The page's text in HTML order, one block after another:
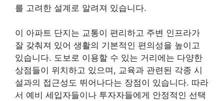
를 고려한 설계로 알려져 있습니다.
이 아파트 단지는 교통이 편리하고 주변 인프라가
잘 갖춰져 있어 생활의 기본적인 편의성을 높이고
있습니다. 도보로 이용할 수 있는 거리에는 다양한
상점들이 위치하고 있으며, 교육과 관련된 각종 시
설과의 접근성도 뛰어나다는 장점이 있습니다. 따라
서 예비 세입자들이나 투자자들에게 안정적인 선택